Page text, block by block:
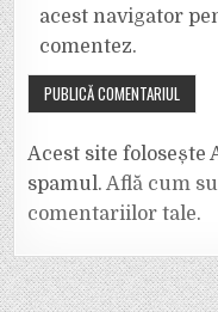
acest navigator
comentez.
Acest site folosește
spamul. Află cum
comentariilor tale.